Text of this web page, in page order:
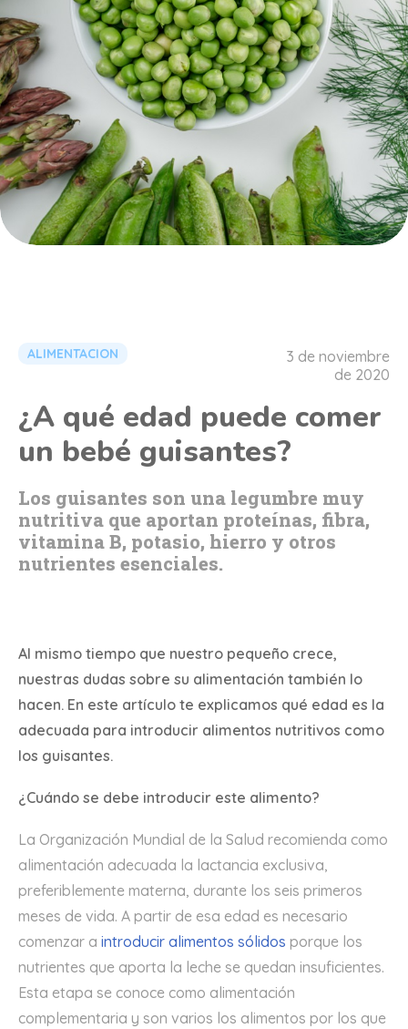
ALIMENTACION
3 de noviembre
de 2020
¿A qué edad puede comer
un bebé guisantes?
Los guisantes son una legumbre muy
nutritiva que aportan proteínas, fibra,
vitamina B, potasio, hierro y otros
nutrientes esenciales.
Al mismo tiempo que nuestro pequeño crece,
nuestras dudas sobre su alimentación también lo
hacen. En este artículo te explicamos qué edad es la
adecuada para introducir alimentos nutritivos como
los guisantes.
¿Cuándo se debe introducir este alimento?
La Organización Mundial de la Salud recomienda como
alimentación adecuada la lactancia exclusiva,
preferiblemente materna, durante los seis primeros
meses de vida. A partir de esa edad es necesario
comenzar a introducir alimentos sólidos porque los
nutrientes que aporta la leche se quedan insuficientes.
Esta etapa se conoce como alimentación
complementaria y son varios los alimentos por los que